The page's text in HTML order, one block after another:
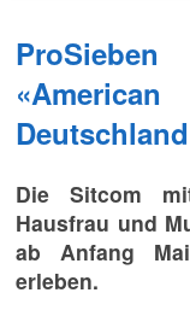
Deutschland
Die Sitcom
Hausfrau und
ab Anfang
erleben.